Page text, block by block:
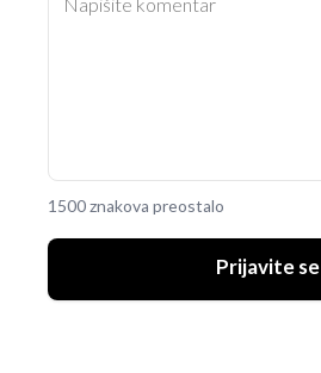
1500 znakova preostalo
Prijavite se